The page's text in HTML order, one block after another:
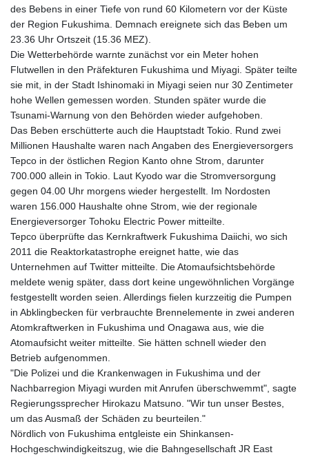
des Bebens in einer Tiefe von rund 60 Kilometern vor der Küste
der Region Fukushima. Demnach ereignete sich das Beben um
23.36 Uhr Ortszeit (15.36 MEZ).
Die Wetterbehörde warnte zunächst vor ein Meter hohen
Flutwellen in den Präfekturen Fukushima und Miyagi. Später teilte
sie mit, in der Stadt Ishinomaki in Miyagi seien nur 30 Zentimeter
hohe Wellen gemessen worden. Stunden später wurde die
Tsunami-Warnung von den Behörden wieder aufgehoben.
Das Beben erschütterte auch die Hauptstadt Tokio. Rund zwei
Millionen Haushalte waren nach Angaben des Energieversorgers
Tepco in der östlichen Region Kanto ohne Strom, darunter
700.000 allein in Tokio. Laut Kyodo war die Stromversorgung
gegen 04.00 Uhr morgens wieder hergestellt. Im Nordosten
waren 156.000 Haushalte ohne Strom, wie der regionale
Energieversorger Tohoku Electric Power mitteilte.
Tepco überprüfte das Kernkraftwerk Fukushima Daiichi, wo sich
2011 die Reaktorkatastrophe ereignet hatte, wie das
Unternehmen auf Twitter mitteilte. Die Atomaufsichtsbehörde
meldete wenig später, dass dort keine ungewöhnlichen Vorgänge
festgestellt worden seien. Allerdings fielen kurzzeitig die Pumpen
in Abklingbecken für verbrauchte Brennelemente in zwei anderen
Atomkraftwerken in Fukushima und Onagawa aus, wie die
Atomaufsicht weiter mitteilte. Sie hätten schnell wieder den
Betrieb aufgenommen.
"Die Polizei und die Krankenwagen in Fukushima und der
Nachbarregion Miyagi wurden mit Anrufen überschwemmt", sagte
Regierungssprecher Hirokazu Matsuno. "Wir tun unser Bestes,
um das Ausmaß der Schäden zu beurteilen."
Nördlich von Fukushima entgleiste ein Shinkansen-
Hochgeschwindigkeitszug, wie die Bahngesellschaft JR East